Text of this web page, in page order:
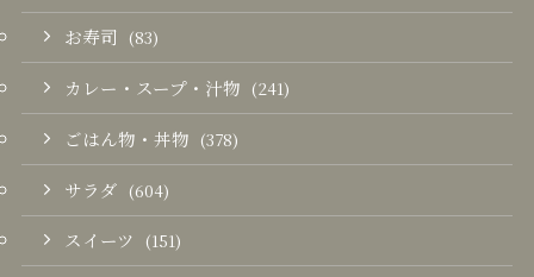
お寿司 (83)
カレー・スープ・汁物 (241)
ごはん物・丼物 (378)
サラダ (604)
スイーツ (151)